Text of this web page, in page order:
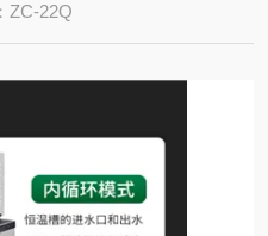
ZC-22Q